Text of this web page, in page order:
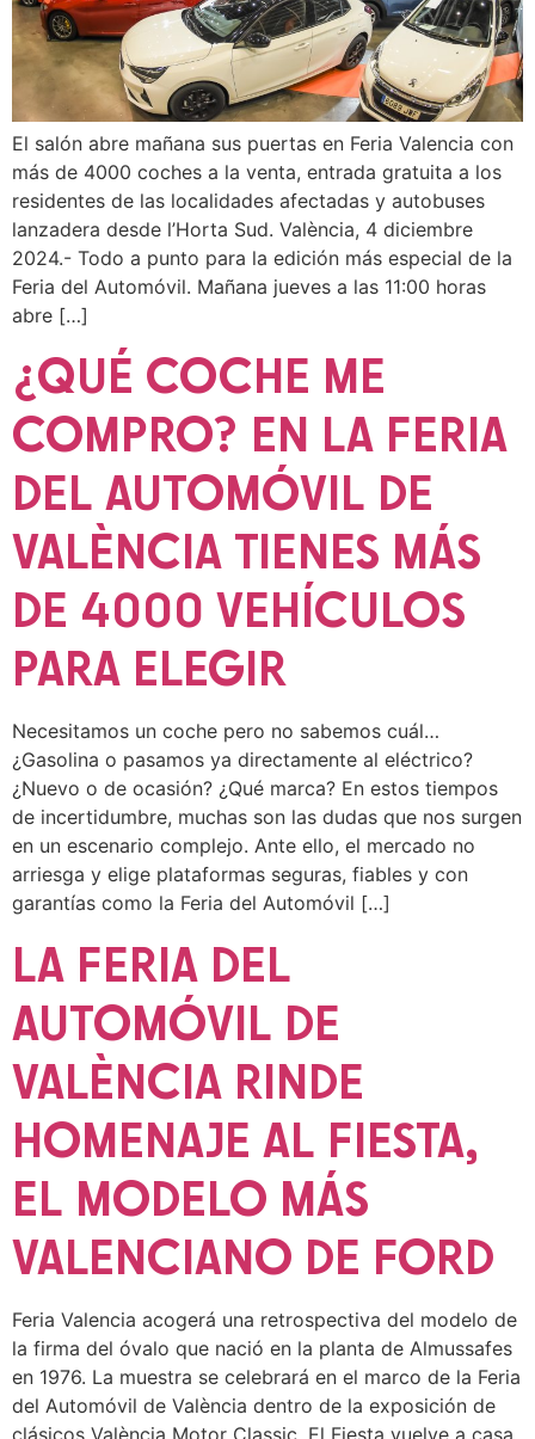
El salón abre mañana sus puertas en Feria Valencia con
más de 4000 coches a la venta, entrada gratuita a los
residentes de las localidades afectadas y autobuses
lanzadera desde l’Horta Sud. València, 4 diciembre
2024.- Todo a punto para la edición más especial de la
Feria del Automóvil. Mañana jueves a las 11:00 horas
abre […]
¿QUÉ COCHE ME
COMPRO? EN LA FERIA
DEL AUTOMÓVIL DE
VALÈNCIA TIENES MÁS
DE 4000 VEHÍCULOS
PARA ELEGIR
Necesitamos un coche pero no sabemos cuál…
¿Gasolina o pasamos ya directamente al eléctrico?
¿Nuevo o de ocasión? ¿Qué marca? En estos tiempos
de incertidumbre, muchas son las dudas que nos surgen
en un escenario complejo. Ante ello, el mercado no
arriesga y elige plataformas seguras, fiables y con
garantías como la Feria del Automóvil […]
LA FERIA DEL
AUTOMÓVIL DE
VALÈNCIA RINDE
HOMENAJE AL FIESTA,
EL MODELO MÁS
VALENCIANO DE FORD
Feria Valencia acogerá una retrospectiva del modelo de
la firma del óvalo que nació en la planta de Almussafes
en 1976. La muestra se celebrará en el marco de la Feria
del Automóvil de València dentro de la exposición de
clásicos València Motor Classic. El Fiesta vuelve a casa.